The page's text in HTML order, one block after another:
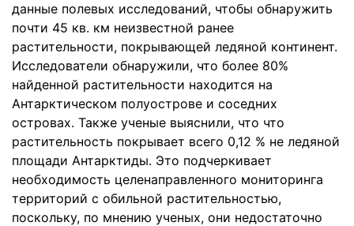
данные полевых исследований, чтобы обнаружить
почти 45 кв. км неизвестной ранее
растительности, покрывающей ледяной континент.
Исследователи обнаружили, что более 80%
найденной растительности находится на
Антарктическом полуострове и соседних
островах. Также ученые выяснили, что что
растительность покрывает всего 0,12 % не ледяной
площади Антарктиды. Это подчеркивает
необходимость целенаправленного мониторинга
территорий с обильной растительностью,
поскольку, по мнению ученых, они недостаточно